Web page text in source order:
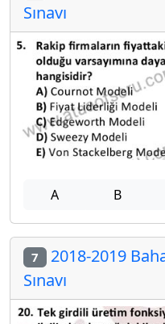
Sınavı
A B
7 2018-2019
Sınavı